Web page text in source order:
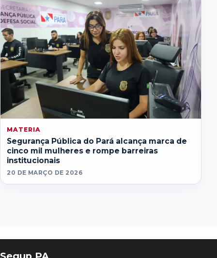
MATERIA
Segurança Pública do Pará alcança marca de
cinco mil mulheres e rompe barreiras
institucionais
20 DE MARÇO DE 2026